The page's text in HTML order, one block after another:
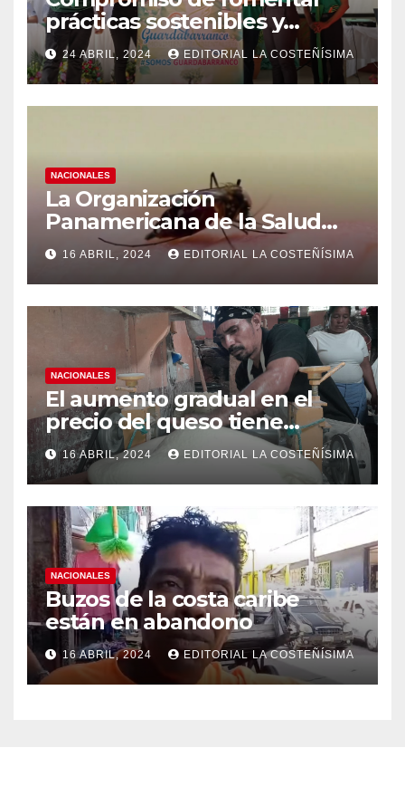
prácticas sostenibles y
conciencia ecológica en las
instituciones educativas
24 ABRIL, 2024 EDITORIAL LA COSTEÑÍSIMA
NACIONALES
La Organización
Panamericana de la Salud
(OPS), recomienda reforzar
medidas ante el aumento de
casos de dengue
16 ABRIL, 2024 EDITORIAL LA COSTEÑÍSIMA
NACIONALES
El aumento gradual en el
precio del queso tiene
efectos a las Panaderias
16 ABRIL, 2024 EDITORIAL LA COSTEÑÍSIMA
NACIONALES
Buzos de la costa caribe
están en abandono
16 ABRIL, 2024 EDITORIAL LA COSTEÑÍSIMA